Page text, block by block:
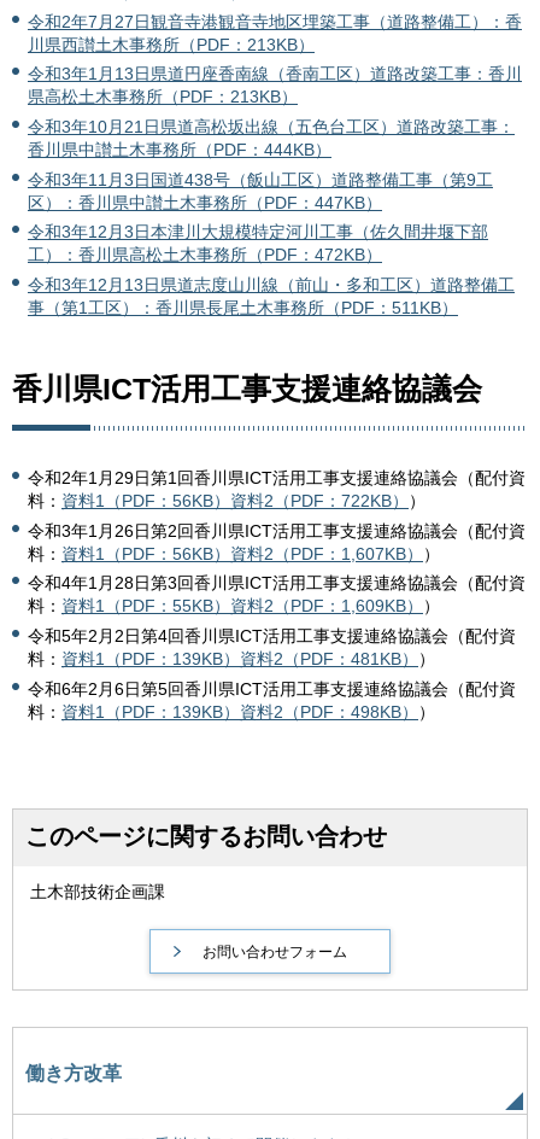
令和2年7月27日観音寺港観音寺地区埋築工事（道路整備工）：香
川県西讃土木事務所（PDF：213KB）
令和3年1月13日県道円座香南線（香南工区）道路改築工事：香川
県高松土木事務所（PDF：213KB）
令和3年10月21日県道高松坂出線（五色台工区）道路改築工事：
香川県中讃土木事務所（PDF：444KB）
令和3年11月3日国道438号（飯山工区）道路整備工事（第9工
区）：香川県中讃土木事務所（PDF：447KB）
令和3年12月3日本津川大規模特定河川工事（佐久間井堰下部
工）：香川県高松土木事務所（PDF：472KB）
令和3年12月13日県道志度山川線（前山・多和工区）道路整備工
事（第1工区）：香川県長尾土木事務所（PDF：511KB）
香川県ICT活用工事支援連絡協議会
令和2年1月29日第1回香川県ICT活用工事支援連絡協議会（配付資
料： 資料1（PDF：56KB） 資料2（PDF：722KB）
）
令和3年1月26日第2回香川県ICT活用工事支援連絡協議会（配付資
料： 資料1（PDF：56KB） 資料2（PDF：1,607KB）
）
令和4年1月28日第3回香川県ICT活用工事支援連絡協議会（配付資
料： 資料1（PDF：55KB） 資料2（PDF：1,609KB）
）
令和5年2月2日第4回香川県ICT活用工事支援連絡協議会（配付資
料： 資料1（PDF：139KB） 資料2（PDF：481KB）
）
令和6年2月6日第5回香川県ICT活用工事支援連絡協議会（配付資
料： 資料1（PDF：139KB） 資料2（PDF：498KB） ）
このページに関するお問い合わせ
土木部技術企画課
働き方改革